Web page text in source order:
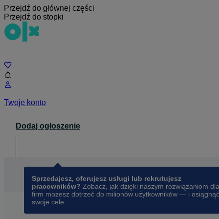
Przejdź do głównej części
Przejdź do stopki
Twoje konto
Dodaj ogłoszenie
Sprzedajesz, oferujesz usługi lub rekrutujesz
pracowników? Zobacz, jak dzięki naszym rozwiązaniom dla
firm możesz dotrzeć do milionów użytkowników — i osiągnąć
swoje cele.